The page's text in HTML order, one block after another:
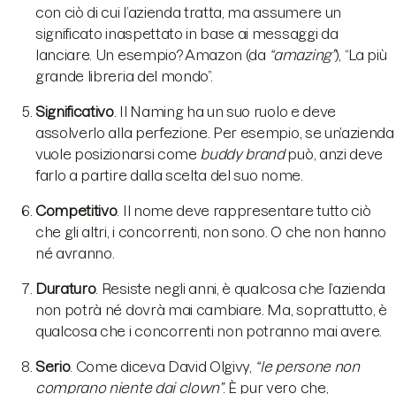
con ciò di cui l’azienda tratta, ma assumere un
significato inaspettato in base ai messaggi da
lanciare. Un esempio? Amazon (da “amazing”), “La più
grande libreria del mondo”.
Significativo. Il Naming ha un suo ruolo e deve
assolverlo alla perfezione. Per esempio, se un’azienda
vuole posizionarsi come buddy brandpuò, anzi deve
farlo a partire dalla scelta del suo nome.
Competitivo. Il nome deve rappresentare tutto ciò
che gli altri, i concorrenti, non sono. O che non hanno
né avranno.
Duraturo. Resiste negli anni, è qualcosa che l’azienda
non potrà né dovrà mai cambiare. Ma, soprattutto, è
qualcosa che i concorrenti non potranno mai avere.
Serio. Come diceva David Olgivy, “le persone non
comprano niente dai clown”. È pur vero che,